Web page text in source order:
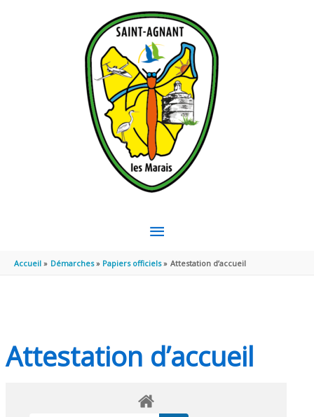
MENU
PRINCIPAL
Accueil Démarches Papiers officiels Attestation d’accueil
Attestation d’accueil